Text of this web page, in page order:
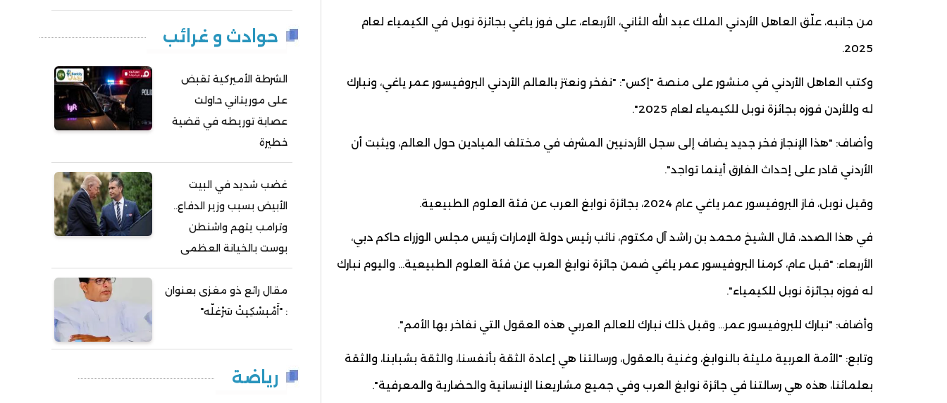
من جانبه، علّق العاهل الأردني الملك عبد الله الثاني، الأربعاء، على فوز ياغي بجائزة نوبل في الكيمياء لعام
2025.
وكتب العاهل الأردني في منشور على منصة "إكس": "نفخر ونعتز بالعالم الأردني البروفيسور عمر ياغي، ونبارك
له وللأردن فوزه بجائزة نوبل للكيمياء لعام 2025".
وأضاف: "هذا الإنجاز فخر جديد يضاف إلى سجل الأردنيين المشرف في مختلف الميادين حول العالم، ويثبت أن
الأردني قادر على إحداث الفارق أينما تواجد".
وقبل نوبل، فاز البروفيسور عمر ياغي عام 2024، بجائزة نوابغ العرب عن فئة العلوم الطبيعية.
في هذا الصدد، قال الشيخ محمد بن راشد آل مكتوم، نائب رئيس دولة الإمارات رئيس مجلس الوزراء حاكم دبي،
الأربعاء: "قبل عام، كرمنا البروفيسور عمر ياغي ضمن جائزة نوابغ العرب عن فئة العلوم الطبيعية… واليوم نبارك
له فوزه بجائزة نوبل للكيمياء".
وأضاف: "نبارك للبروفيسور عمر… وقبل ذلك نبارك للعالم العربي هذه العقول التي نفاخر بها الأمم".
وتابع: "الأمة العربية مليئة بالنوابغ، وغنية بالعقول، ورسالتنا هي إعادة الثقة بأنفسنا، والثقة بشبابنا، والثقة
بعلمائنا، هذه هي رسالتنا في جائزة نوابغ العرب وفي جميع مشاريعنا الإنسانية والحضارية والمعرفية".
حوادث و غرائب
الشرطة الأميركية تقبض
على موريتاني حاولت
عصابة توريطه في قضية
خطيرة
غضب شديد في البيت
الأبيض بسبب وزير الدفاع..
وترامب يتهم واشنطن
بوست بالخيانة العظمى
مقال رائع ذو مغزى بعنوان
: "أَمْبسْكِيتْ سَرْغلّه"
رياضة